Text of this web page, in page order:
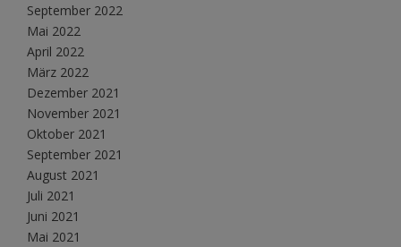
September 2022
Mai 2022
April 2022
März 2022
Dezember 2021
November 2021
Oktober 2021
September 2021
August 2021
Juli 2021
Juni 2021
Mai 2021